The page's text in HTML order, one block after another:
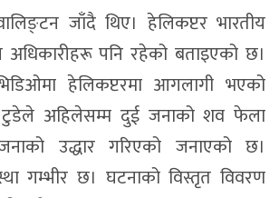
जाँदै थिए। हेलिकप्टर भारतीय
पनि रहेको बताइएको छ।
हेलिकप्टरमा आगलागी भएको
टुडेले अहिलेसम्म दुई जनाको शव फेला
उद्धार गरिएको जनाएको छ।
गम्भीर छ। घटनाको विस्तृत विवरण